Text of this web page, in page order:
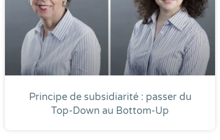
Principe de subsidiarité : passer du
Top-Down au Bottom-Up